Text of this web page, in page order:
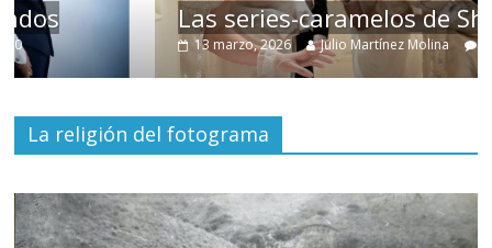
Las series-caramelos de Shondaland
Julio Martínez Molina 0
La religión del fotograma